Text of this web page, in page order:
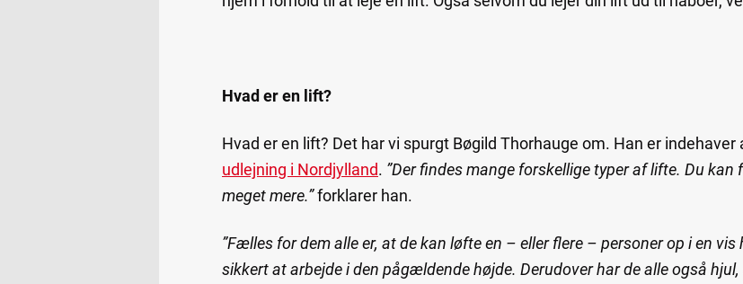
Hvad er en lift?
Hvad er en lift? Det har vi spurgt Bøgild Thorhauge om. Han er indehaver
udlejning i Nordjylland. ”Der findes mange forskellige typer af lifte. Du
meget mere.”forklarer han.
”Fælles for dem alle er, at de kan løfte en – eller flere – personer op i en
sikkert at arbejde i den pågældende højde. Derudover har de alle også